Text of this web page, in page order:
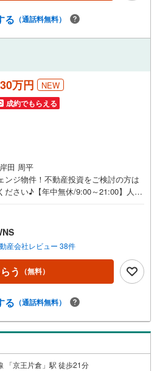
○住宅ローンのご相談○ライフプランの
身になってお客様に合った物件をご紹
/他社様掲載物件も併せてご紹介可能で
しも大歓迎です！
る （通話料無料）
万円 NEW
成約でもらえる
岸田 周平
ンジ物件！不動産投資をご検討の方は
ださい♪【年中無休/9:00～21:00】人気
を見学する」ボタンよりご予約頂く
す。■その他、各種ご相談も承ってお
のご相談○ライフプランのシミュレー
TOWNSからお客様へ経験豊富なスタ
お客様に合った物件をご紹介させて頂
載物件も併せてご紹介可能ですのでお気
です！
産会社レビュー 38件
う （無料）
る （通話料無料）
「京王片倉」駅 徒歩21分